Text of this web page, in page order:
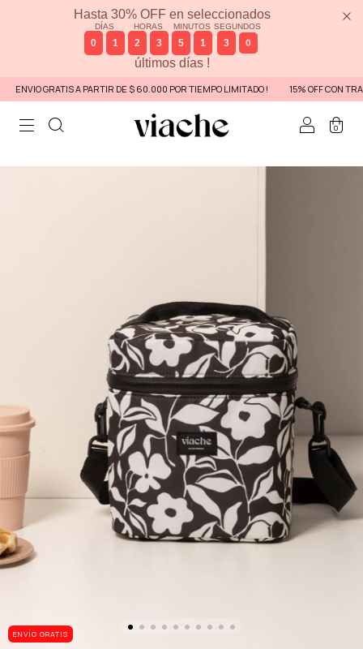
Hasta 30% OFF en seleccionados
DÍAS
0 1
HORAS
2 3
MINUTOS
5 1
SEGUNDOS
3 0
últimos días !
ENVIO GRATIS A PARTIR DE $ 60.000 POR TIEMPO LIMITADO ! 15% OFF CON
0
ENVÍO GRATIS